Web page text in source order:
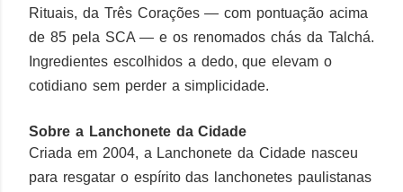
Rituais, da Três Corações — com pontuação acima
de 85 pela SCA — e os renomados chás da Talchá.
Ingredientes escolhidos a dedo, que elevam o
cotidiano sem perder a simplicidade.
Sobre a Lanchonete da Cidade
Criada em 2004, a Lanchonete da Cidade nasceu
para resgatar o espírito das lanchonetes paulistanas